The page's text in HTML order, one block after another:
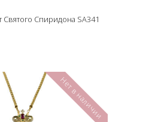
Святого Спиридона SA341
Нет в наличии